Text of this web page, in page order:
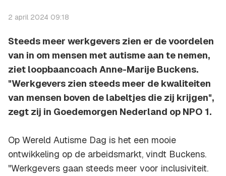
2 april 2024 09:18
Steeds meer werkgevers zien er de voordelen
van in om mensen met autisme aan te nemen,
ziet loopbaancoach Anne-Marije Buckens.
"Werkgevers zien steeds meer de kwaliteiten
van mensen boven de labeltjes die zij krijgen",
zegt zij in Goedemorgen Nederland op NPO 1.
Op Wereld Autisme Dag is het een mooie
ontwikkeling op de arbeidsmarkt, vindt Buckens.
"Werkgevers gaan steeds meer voor inclusiviteit.